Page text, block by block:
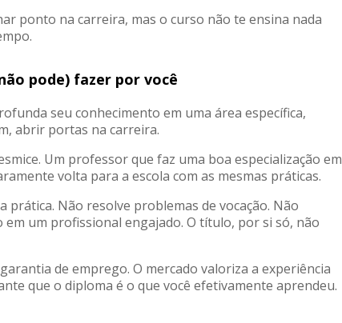
ponto na carreira, mas o curso não te ensina nada
pode) fazer por você
seu conhecimento em uma área específica,
abrir portas na carreira.
Um professor que faz uma boa especialização em
volta para a escola com as mesmas práticas.
prática. Não resolve problemas de vocação. Não
um profissional engajado. O título, por si só, não
de emprego. O mercado valoriza a experiência
que o diploma é o que você efetivamente aprendeu.